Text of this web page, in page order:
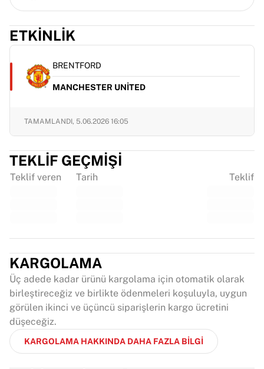
ETKINLIK
BRENTFORD
MANCHESTER UNITED
TAMAMLANDI, 5.06.2026 16:05
TEKLIF GEÇMIŞI
Teklif veren Tarih Teklif
KARGOLAMA
Üç adede kadar ürünü kargolama için otomatik olarak
birleştireceğiz ve birlikte ödenmeleri koşuluyla, uygun
görülen ikinci ve üçüncü siparişlerin kargo ücretini
düşeceğiz.
KARGOLAMA HAKKINDA DAHA FAZLA BILGI